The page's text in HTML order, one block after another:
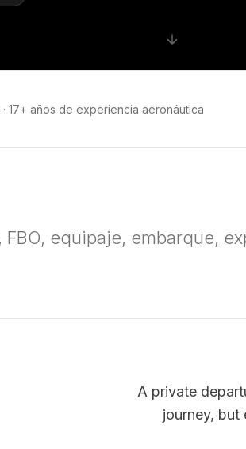
· 17+ años de experiencia aeronáutica
equipaje, embarque,
A private
journey, but